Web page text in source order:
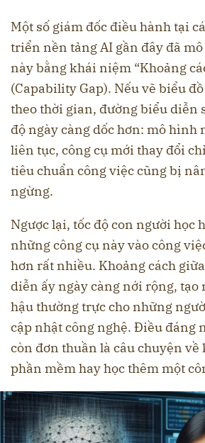
Một số giám đốc điều hành tại
triển nền tảng AI gần đây đã
này bằng khái niệm “Khoảng
(Capability Gap). Nếu vẽ biểu
theo thời gian, đường biểu diễn
độ ngày càng dốc hơn: mô hình
liên tục, công cụ mới thay đổi
tiêu chuẩn công việc cũng bị
ngừng.
Ngược lại, tốc độ con người học
những công cụ này vào công
hơn rất nhiều. Khoảng cách
diễn ấy ngày càng nới rộng, tạo
hậu thường trực cho những
cập nhật công nghệ. Điều đáng
còn đơn thuần là câu chuyện
phần mềm hay học thêm một